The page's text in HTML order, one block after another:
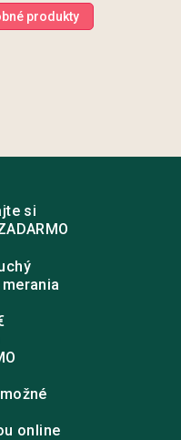
produkty
si
online